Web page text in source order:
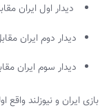
دیدار اول ایران مقابل نیوزیلند در
دیدار دوم ایران مقابل بلژیک در 31
دیدار سوم ایران مقابل مصر در 6